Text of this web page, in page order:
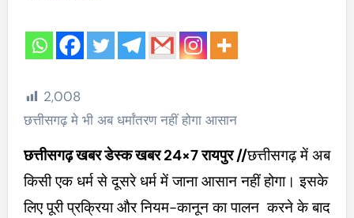
2,008
छत्तीसगढ़ मे भी अब धर्मांतरण नहीं होगा आसान
छत्तीसगढ़ खबर डेस्क खबर 24×7रायपुर //छत्तीसगढ़ में अब
किसी एक धर्म से दूसरे धर्म में जाना आसान नहीं होगा। इसके
लिए पूरी प्रक्रिया और नियम-कानून का पालन करने के बाद